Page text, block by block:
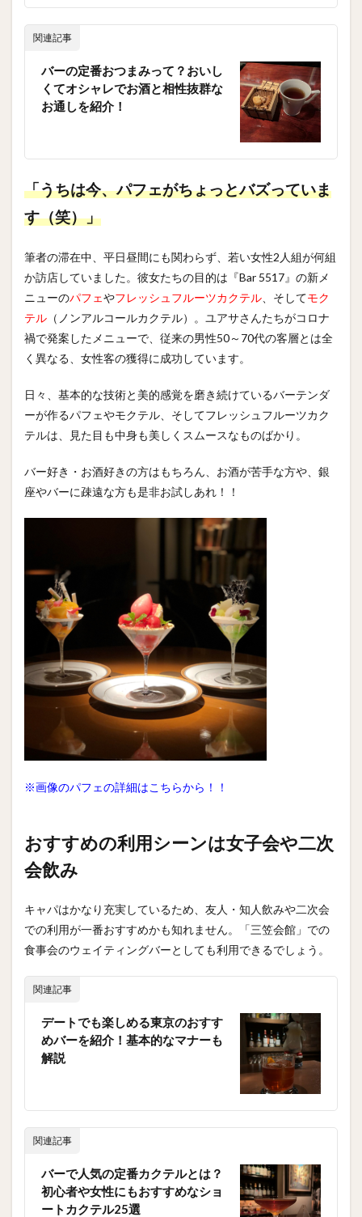
関連記事
バーの定番おつまみって？おいし
くてオシャレでお酒と相性抜群な
お通しを紹介！
「うちは今、パフェがちょっとバズっていま
す（笑）」
筆者の滞在中、平日昼間にも関わらず、若い女性2人組が何組
か訪店していました。彼女たちの目的は『Bar 5517』の新メ
ニューのパフェやフレッシュフルーツカクテル 、そしてモク
テル （ノンアルコールカクテル）。ユアサさんたちがコロナ
禍で発案したメニューで、従来の男性50～70代の客層とは全
く異なる、女性客の獲得に成功しています。
日々、基本的な技術と美的感覚を磨き続けているバーテンダ
ーが作るパフェやモクテル、そしてフレッシュフルーツカク
テルは、見た目も中身も美しくスムースなものばかり。
バー好き・お酒好きの方はもちろん、お酒が苦手な方や、銀
座やバーに疎遠な方も是非お試しあれ！！
※画像のパフェの詳細はこちらから！！
おすすめの利用シーンは女子会や二次
会飲み
キャパはかなり充実しているため、友人・知人飲みや二次会
での利用が一番おすすめかも知れません。「三笠会館」での
食事会のウェイティングバーとしても利用できるでしょう。
関連記事
デートでも楽しめる東京のおすす
めバーを紹介！基本的なマナーも
解説
関連記事
バーで人気の定番カクテルとは？
初心者や女性にもおすすめなショ
ートカクテル25選